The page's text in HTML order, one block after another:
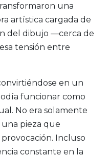
una
artística cargada de
del dibujo —cerca de
tensión entre
en un
funcionar como
No era solamente
una pieza que
Incluso
constante en la